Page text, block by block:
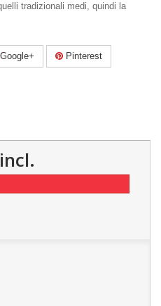
tradizionali medi, quindi la
Google+ Pinterest